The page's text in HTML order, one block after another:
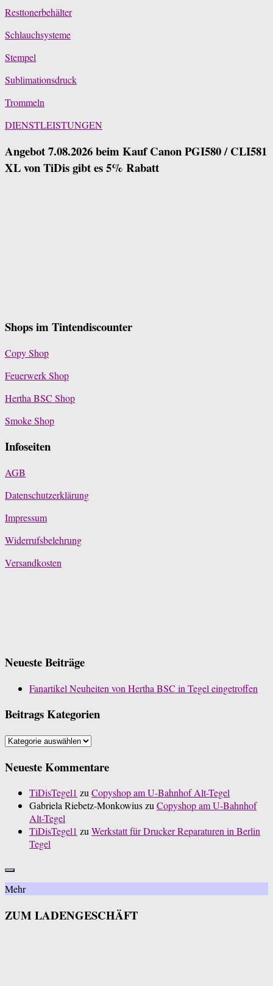
Resttonerbehälter
Schlauchsysteme
Stempel
Sublimationsdruck
Trommeln
DIENSTLEISTUNGEN
Angebot 7.08.2026 beim Kauf Canon PGI580 / CLI581
XL von TiDis gibt es 5% Rabatt
Shops im Tintendiscounter
Copy Shop
Feuerwerk Shop
Hertha BSC Shop
Smoke Shop
Infoseiten
AGB
Datenschutzerklärung
Impressum
Widerrufsbelehrung
Versandkosten
Neueste Beiträge
Fanartikel Neuheiten von Hertha BSC in Tegel eingetroffen
Beitrags Kategorien
Beitrags
Neueste Kommentare
TiDisTegel1 zuCopyshop am U-Bahnhof Alt-Tegel
Gabriela Riebetz-MonkowiuszuCopyshop am U-Bahnhof
Alt-Tegel
TiDisTegel1 zuWerkstatt für Drucker Reparaturen in Berlin
Tegel
Mehr
ZUM LADENGESCHÄFT